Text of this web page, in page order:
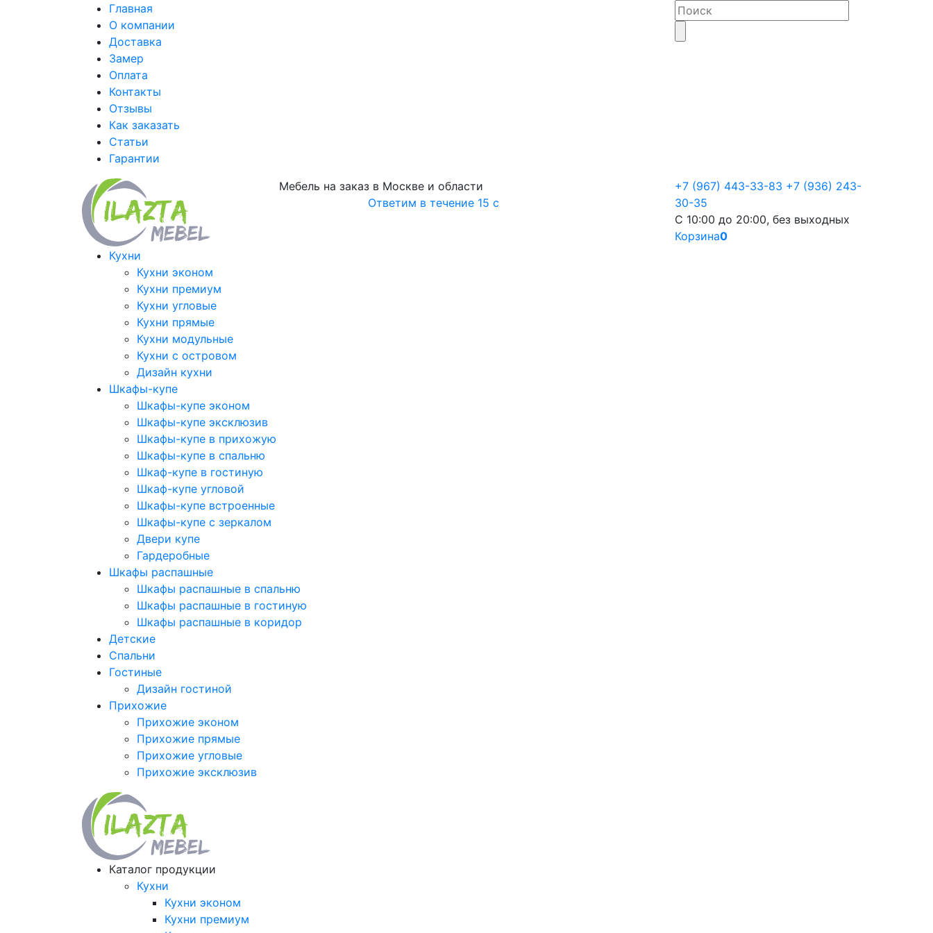
Главная
О компании
Доставка
Замер
Оплата
Контакты
Отзывы
Как заказать
Статьи
Гарантии
Мебель на заказ в Москве и области
Ответим в течение 15 с
+7 (967) 443-33-83 +7 (936) 243-
30-35
С 10:00 до 20:00, без выходных
Корзина0
Кухни
Кухни эконом
Кухни премиум
Кухни угловые
Кухни прямые
Кухни модульные
Кухни с островом
Дизайн кухни
Шкафы-купе
Шкафы-купе эконом
Шкафы-купе эксклюзив
Шкафы-купе в прихожую
Шкафы-купе в спальню
Шкаф-купе в гостиную
Шкаф-купе угловой
Шкафы-купе встроенные
Шкафы-купе с зеркалом
Двери купе
Гардеробные
Шкафы распашные
Шкафы распашные в спальню
Шкафы распашные в гостиную
Шкафы распашные в коридор
Детские
Спальни
Гостиные
Дизайн гостиной
Прихожие
Прихожие эконом
Прихожие прямые
Прихожие угловые
Прихожие эксклюзив
Каталог продукции
Кухни
Кухни эконом
Кухни премиум